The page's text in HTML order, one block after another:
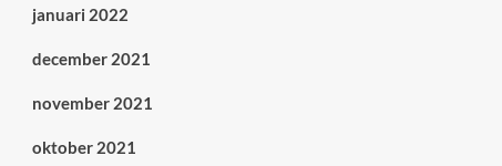
januari 2022
december 2021
november 2021
oktober 2021